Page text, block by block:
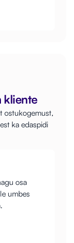
kliente
ostukogemust,
ka edaspidi
osa
umbes